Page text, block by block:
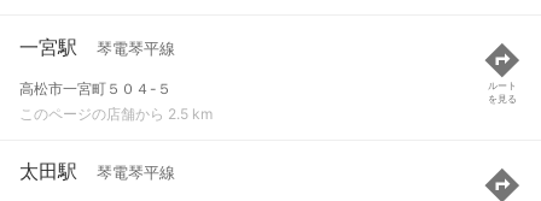
一宮駅 琴電琴平線
高松市一宮町５０４-５
このページの店舗から 2.5 km
ルート
を見る
太田駅 琴電琴平線